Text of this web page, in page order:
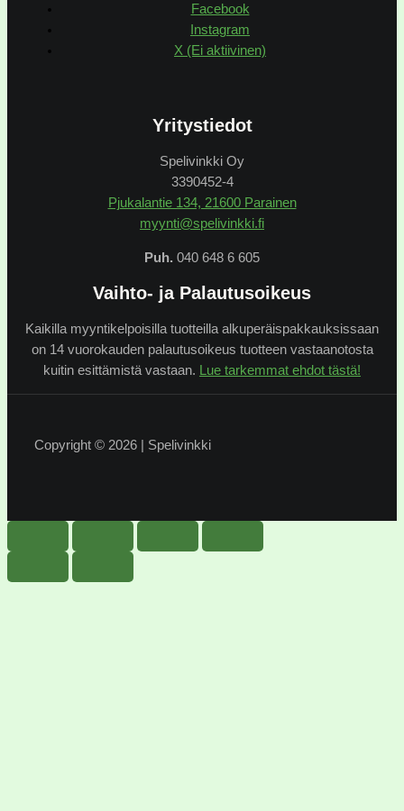
Facebook
Instagram
X (Ei aktiivinen)
Yritystiedot
Spelivinkki Oy
3390452-4
Pjukalantie 134, 21600 Parainen
myynti@spelivinkki.fi
Puh. 040 648 6 605
Vaihto- ja Palautusoikeus
Kaikilla myyntikelpoisilla tuotteilla alkuperäispakkauksissaan
on 14 vuorokauden palautusoikeus tuotteen vastaanotosta
kuitin esittämistä vastaan.
Lue tarkemmat ehdot tästä!
Copyright © 2026 | Spelivinkki